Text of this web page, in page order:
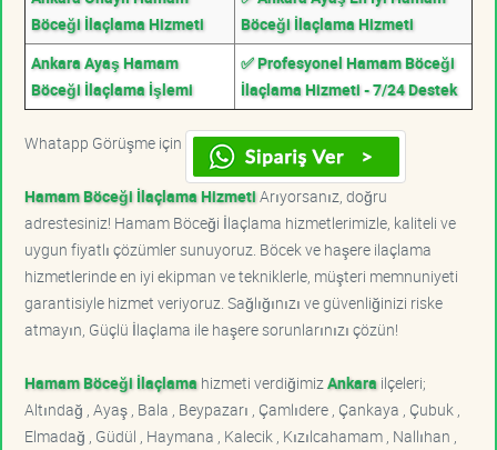
Böceği İlaçlama Hizmeti
Böceği İlaçlama Hizmeti
Ankara Ayaş Hamam
Böceği İlaçlama İşlemi
✅ Profesyonel Hamam Böceği
İlaçlama Hizmeti - 7/24 Destek
Whatapp Görüşme için
Hamam Böceği İlaçlama HizmetiArıyorsanız, doğru
adrestesiniz! Hamam Böceği İlaçlama hizmetlerimizle, kaliteli ve
uygun fiyatlı çözümler sunuyoruz. Böcek ve haşere ilaçlama
hizmetlerinde en iyi ekipman ve tekniklerle, müşteri memnuniyeti
garantisiyle hizmet veriyoruz. Sağlığınızı ve güvenliğinizi riske
atmayın, Güçlü İlaçlama ile haşere sorunlarınızı çözün!
Hamam Böceği İlaçlama hizmeti verdiğimiz Ankara ilçeleri;
Altındağ , Ayaş , Bala , Beypazarı , Çamlıdere , Çankaya , Çubuk ,
Elmadağ , Güdül , Haymana , Kalecik , Kızılcahamam , Nallıhan ,